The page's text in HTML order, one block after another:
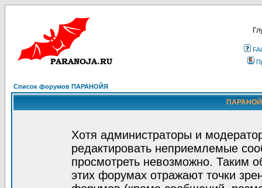
Список форумов ПАРАНОЙЯ
Хотя администраторы и
редактировать неприемлемые
просмотреть невозможно. Таким
этих форумах отражают точки